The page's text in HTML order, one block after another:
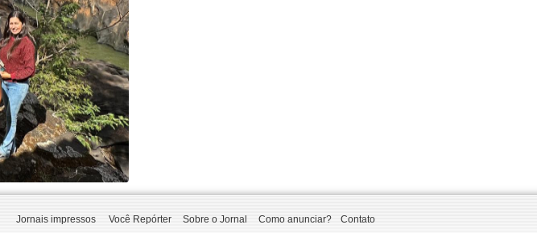
Jornais impressos Você Repórter Sobre o Jornal Como anunciar? Contato